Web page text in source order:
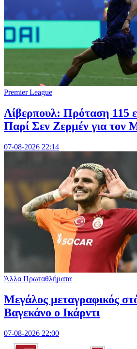
Premier League
Λίβερπουλ: Πρόταση 115
Παρί Σεν Ζερμέν για τον
07-08-2026 22:14
Άλλα Πρωταθλήματα
Μεγάλος μεταγραφικός
Βαγεκάνο ο Ικάρντι
07-08-2026 22:00